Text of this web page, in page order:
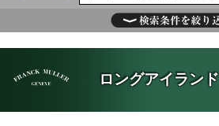
ロングアイランド